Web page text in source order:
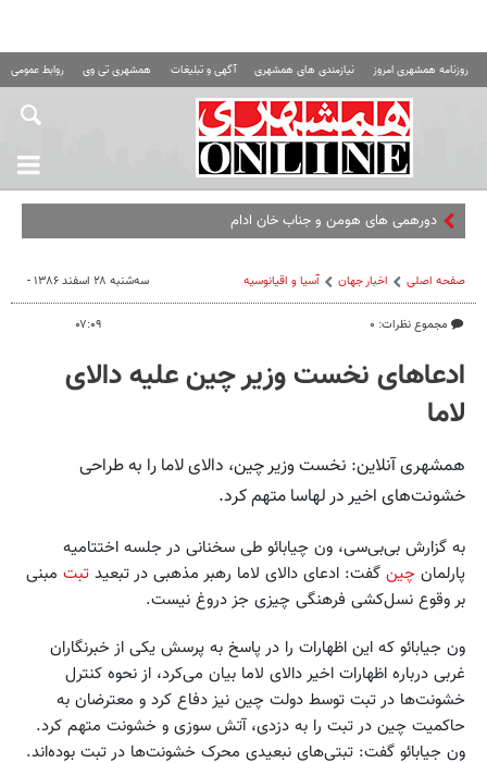
روزنامه همشهری امروز نیازمندی های همشهری آگهی و تبلیغات همشهری تی وی روابط عمومی
دورهمی های هومن و جناب خان ادامه دارد
صفحه اصلی اخبار جهان آسیا و اقیانوسیه
مجموع نظرات: ۰
سه‌شنبه ۲۸ اسفند ۱۳۸۶ -
۰۷:۰۹
ادعاهای نخست وزیر چین علیه دالای
لاما
همشهری آنلاین: نخست وزیر چین، دالای لاما را به طراحی
خشونت‌های اخیر در لهاسا متهم کرد.
به گزارش بی‌بی‌سی، ون چیابائو طی سخنانی در جلسه اختتامیه
پارلمان چین گفت: ادعای دالای لاما رهبر مذهبی در تبعید تبت مبنی
بر وقوع نسل‌کشی فرهنگی چیزی جز دروغ نیست.
ون جیابائو که این اظهارات را در پاسخ به پرسش یکی از خبرنگاران
غربی درباره اظهارات اخیر دالای لاما بیان می‌کرد، از نحوه کنترل
خشونت‌ها در تبت توسط دولت چین نیز دفاع کرد و معترضان به
حاکمیت چین در تبت را به دزدی، آتش سوزی و خشونت متهم کرد.
ون جیابائو گفت: تبتی‌های نبعیدی محرک خشونت‌ها در تبت بوده‌اند.